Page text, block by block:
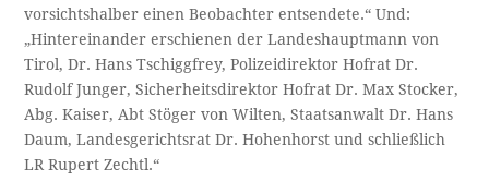
vorsichtshalber einen Beobachter entsendete.“ Und:
„Hintereinander erschienen der Landeshauptmann von
Tirol, Dr. Hans Tschiggfrey, Polizeidirektor Hofrat Dr.
Rudolf Junger, Sicherheitsdirektor Hofrat Dr. Max Stocker,
Abg. Kaiser, Abt Stöger von Wilten, Staatsanwalt Dr. Hans
Daum, Landesgerichtsrat Dr. Hohenhorst und schließlich
LR Rupert Zechtl.“